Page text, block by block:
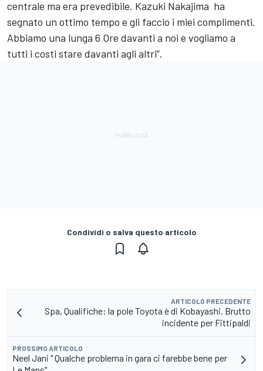
centrale ma era prevedibile. Kazuki Nakajima ha
segnato un ottimo tempo e gli faccio i miei complimenti.
Abbiamo una lunga 6 Ore davanti a noi e vogliamo a
tutti i costi stare davanti agli altri”.
Condividi o salva questo articolo
ARTICOLO PRECEDENTE
Spa, Qualifiche: la pole Toyota è di Kobayashi. Brutto
incidente per Fittipaldi
PROSSIMO ARTICOLO
Neel Jani " Qualche problema in gara ci farebbe bene per